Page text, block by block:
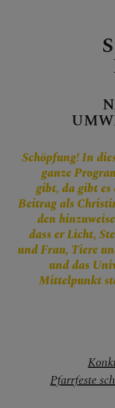
Schöpfung! In
ganze
gibt, da gibt
Beitrag als
den
dass er Licht,
und Frau, Tiere
und das
Mittelpunkt
Pfarrfeste